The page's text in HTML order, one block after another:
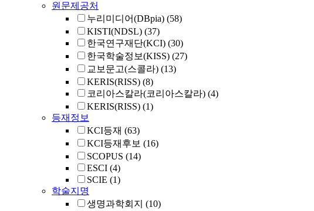
원문제공처
누리미디어(DBpia) (58)
KISTI(NDSL) (37)
한국연구재단(KCI) (30)
한국학술정보(KISS) (27)
교보문고(스콜라) (13)
KERIS(RISS) (8)
코리아스칼라(코리아스칼라) (4)
KERIS(RISS) (1)
등재정보
KCI등재 (63)
KCI등재후보 (16)
SCOPUS (14)
ESCI (4)
SCIE (1)
학술지명
생명과학회지 (10)